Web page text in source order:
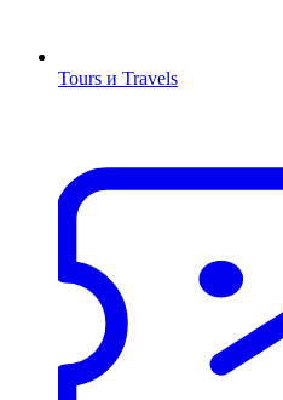
Tours и Travels